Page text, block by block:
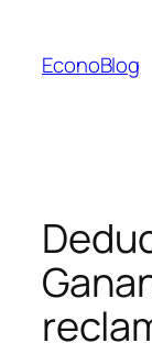
contenido
EconoBlog